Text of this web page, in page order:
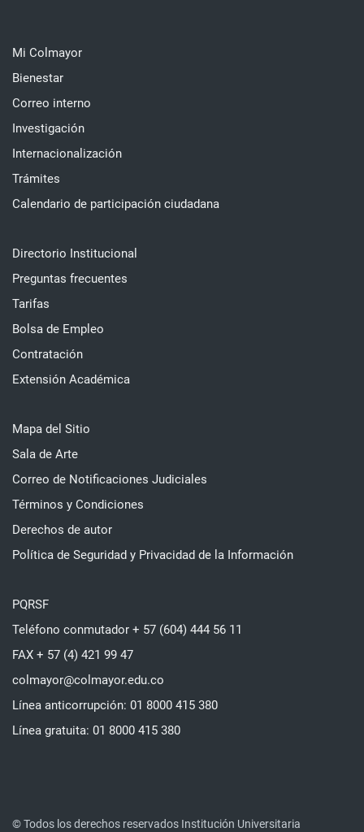
Mi Colmayor
Bienestar
Correo interno
Investigación
Internacionalización
Trámites
Calendario de participación ciudadana
Directorio Institucional
Preguntas frecuentes
Tarifas
Bolsa de Empleo
Contratación
Extensión Académica
Mapa del Sitio
Sala de Arte
Correo de Notificaciones Judiciales
Términos y Condiciones
Derechos de autor
Política de Seguridad y Privacidad de la Información
PQRSF
Teléfono conmutador + 57 (604) 444 56 11
FAX + 57 (4) 421 99 47
colmayor@colmayor.edu.co
Línea anticorrupción: 01 8000 415 380
Línea gratuita: 01 8000 415 380
© Todos los derechos reservados Institución Universitaria